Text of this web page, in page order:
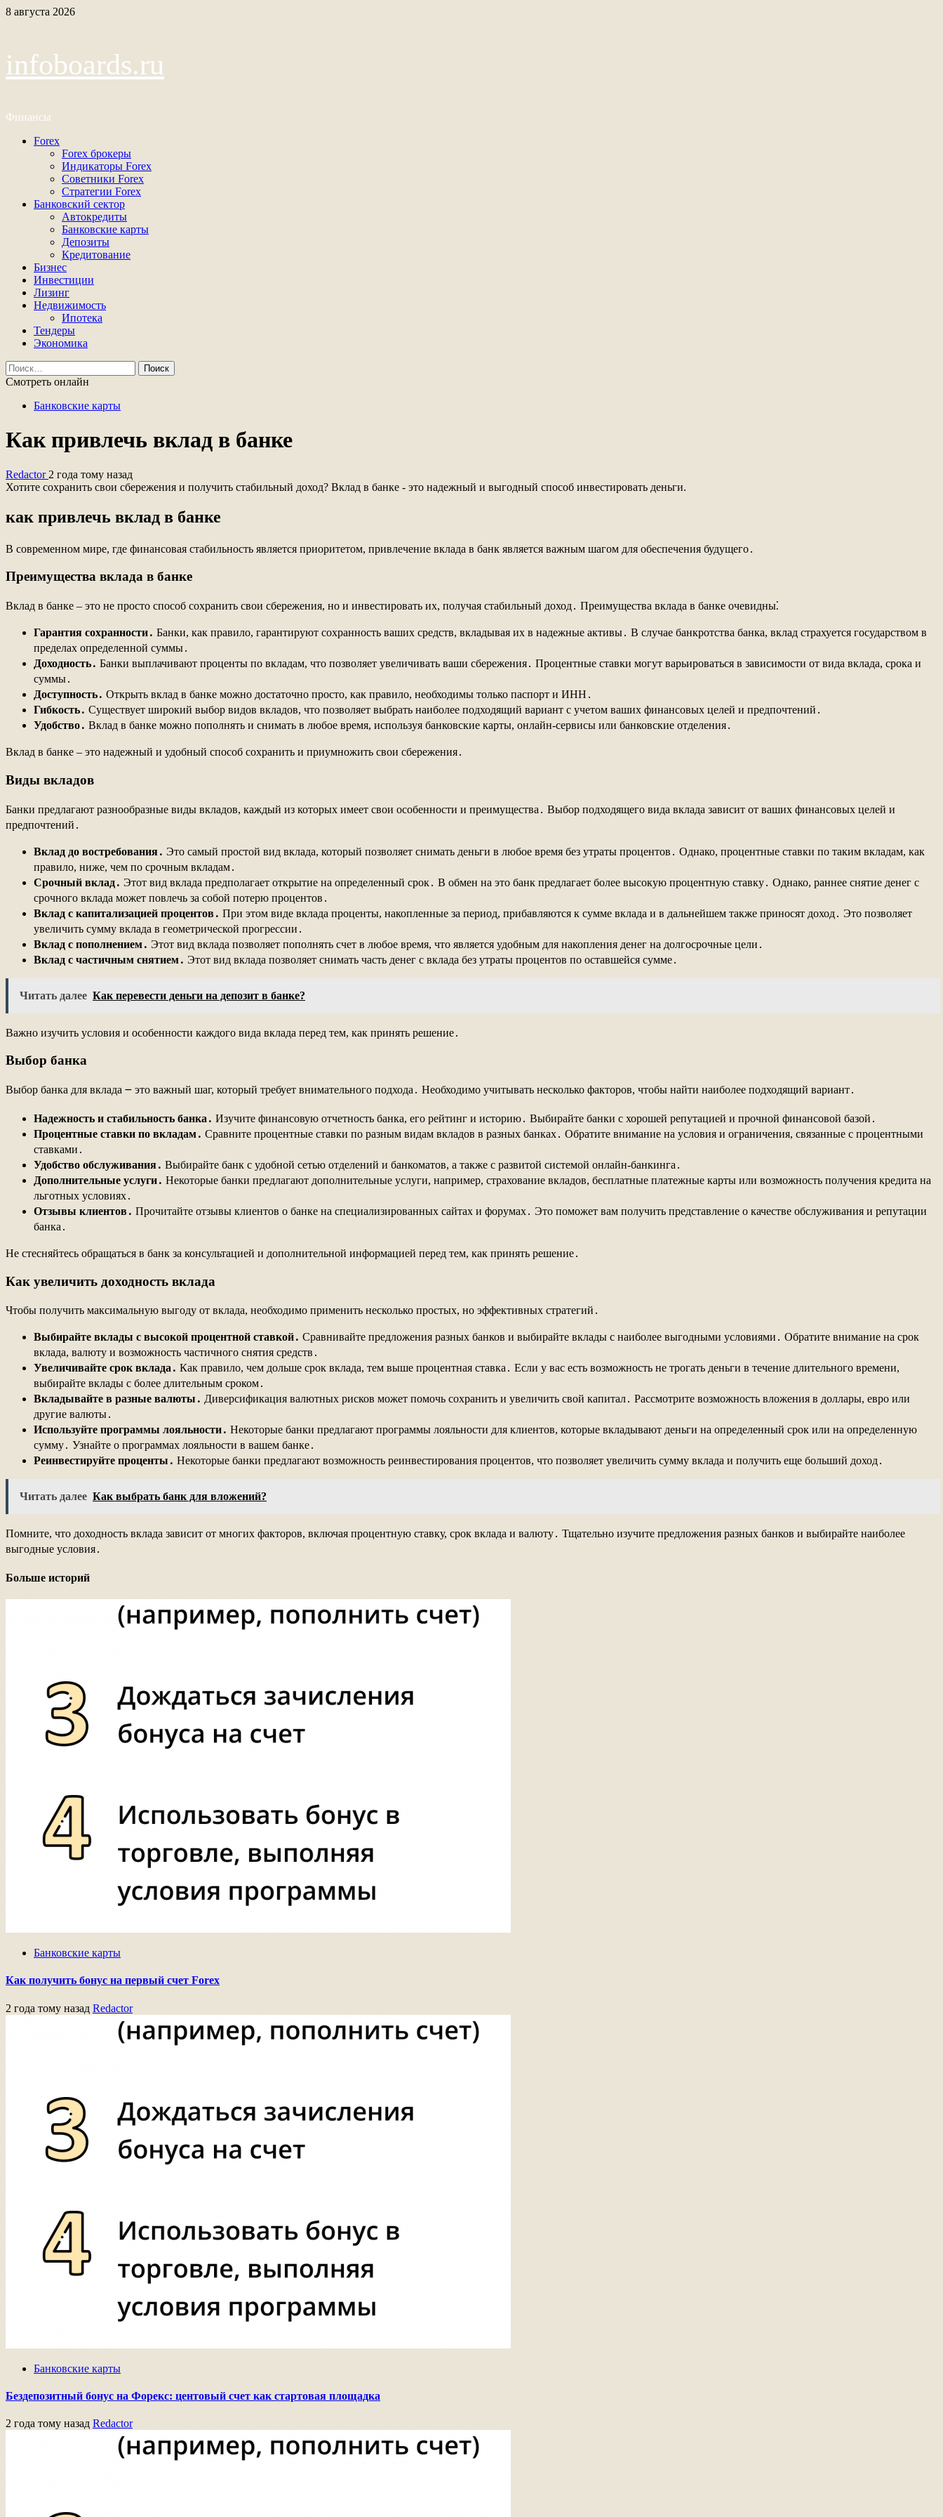
Перейти
8 августа 2026
infoboards.ru
Финансы
Основное
Forex
Forex брокеры
Индикаторы Forex
Советники Forex
Стратегии Forex
Банковский сектор
Автокредиты
Банковские карты
Депозиты
Кредитование
Бизнес
Инвестиции
Лизинг
Недвижимость
Ипотека
Тендеры
Экономика
Найти:
Смотреть онлайн
Банковские карты
Как привлечь вклад в банке
Redactor 2 года тому назад
Хотите сохранить свои сбережения и получить стабильный доход? Вклад в банке - это надежный и выгодный способ инвестировать деньги.
как привлечь вклад в банке
В современном мире, где финансовая стабильность является приоритетом, привлечение вклада в банк является важным шагом для обеспечения будущего․
Преимущества вклада в банке
Вклад в банке – это не просто способ сохранить свои сбережения, но и инвестировать их, получая стабильный доход․ Преимущества вклада в банке очевидны⁚
Гарантия сохранности․ Банки, как правило, гарантируют сохранность ваших средств, вкладывая их в надежные активы․ В случае банкротства банка, вклад страхуется государством в
пределах определенной суммы․
Доходность․ Банки выплачивают проценты по вкладам, что позволяет увеличивать ваши сбережения․ Процентные ставки могут варьироваться в зависимости от вида вклада, срока и
суммы․
Доступность․ Открыть вклад в банке можно достаточно просто, как правило, необходимы только паспорт и ИНН․
Гибкость․ Существует широкий выбор видов вкладов, что позволяет выбрать наиболее подходящий вариант с учетом ваших финансовых целей и предпочтений․
Удобство․ Вклад в банке можно пополнять и снимать в любое время, используя банковские карты, онлайн-сервисы или банковские отделения․
Вклад в банке – это надежный и удобный способ сохранить и приумножить свои сбережения․
Виды вкладов
Банки предлагают разнообразные виды вкладов, каждый из которых имеет свои особенности и преимущества․ Выбор подходящего вида вклада зависит от ваших финансовых целей и
предпочтений․
Вклад до востребования․ Это самый простой вид вклада, который позволяет снимать деньги в любое время без утраты процентов․ Однако, процентные ставки по таким вкладам, как
правило, ниже, чем по срочным вкладам․
Срочный вклад․ Этот вид вклада предполагает открытие на определенный срок․ В обмен на это банк предлагает более высокую процентную ставку․ Однако, раннее снятие денег с
срочного вклада может повлечь за собой потерю процентов․
Вклад с капитализацией процентов․ При этом виде вклада проценты, накопленные за период, прибавляются к сумме вклада и в дальнейшем также приносят доход․ Это позволяет
увеличить сумму вклада в геометрической прогрессии․
Вклад с пополнением․ Этот вид вклада позволяет пополнять счет в любое время, что является удобным для накопления денег на долгосрочные цели․
Вклад с частичным снятием․ Этот вид вклада позволяет снимать часть денег с вклада без утраты процентов по оставшейся сумме․
Читать далее Как перевести деньги на депозит в банке?
Важно изучить условия и особенности каждого вида вклада перед тем, как принять решение․
Выбор банка
Выбор банка для вклада ౼ это важный шаг, который требует внимательного подхода․ Необходимо учитывать несколько факторов, чтобы найти наиболее подходящий вариант․
Надежность и стабильность банка․ Изучите финансовую отчетность банка, его рейтинг и историю․ Выбирайте банки с хорошей репутацией и прочной финансовой базой․
Процентные ставки по вкладам․ Сравните процентные ставки по разным видам вкладов в разных банках․ Обратите внимание на условия и ограничения, связанные с процентными
ставками․
Удобство обслуживания․ Выбирайте банк с удобной сетью отделений и банкоматов, а также с развитой системой онлайн-банкинга․
Дополнительные услуги․ Некоторые банки предлагают дополнительные услуги, например, страхование вкладов, бесплатные платежные карты или возможность получения кредита на
льготных условиях․
Отзывы клиентов․ Прочитайте отзывы клиентов о банке на специализированных сайтах и форумах․ Это поможет вам получить представление о качестве обслуживания и репутации
банка․
Не стесняйтесь обращаться в банк за консультацией и дополнительной информацией перед тем, как принять решение․
Как увеличить доходность вклада
Чтобы получить максимальную выгоду от вклада, необходимо применить несколько простых, но эффективных стратегий․
Выбирайте вклады с высокой процентной ставкой․ Сравнивайте предложения разных банков и выбирайте вклады с наиболее выгодными условиями․ Обратите внимание на срок
вклада, валюту и возможность частичного снятия средств․
Увеличивайте срок вклада․ Как правило, чем дольше срок вклада, тем выше процентная ставка․ Если у вас есть возможность не трогать деньги в течение длительного времени,
выбирайте вклады с более длительным сроком․
Вкладывайте в разные валюты․ Диверсификация валютных рисков может помочь сохранить и увеличить свой капитал․ Рассмотрите возможность вложения в доллары, евро или
другие валюты․
Используйте программы лояльности․ Некоторые банки предлагают программы лояльности для клиентов, которые вкладывают деньги на определенный срок или на определенную
сумму․ Узнайте о программах лояльности в вашем банке․
Реинвестируйте проценты․ Некоторые банки предлагают возможность реинвестирования процентов, что позволяет увеличить сумму вклада и получить еще больший доход․
Читать далее Как выбрать банк для вложений?
Помните, что доходность вклада зависит от многих факторов, включая процентную ставку, срок вклада и валюту․ Тщательно изучите предложения разных банков и выбирайте наиболее
выгодные условия․
Больше историй
Банковские карты
Как получить бонус на первый счет Forex
2 года тому назад Redactor
Банковские карты
Бездепозитный бонус на Форекс: центовый счет как стартовая площадка
2 года тому назад Redactor